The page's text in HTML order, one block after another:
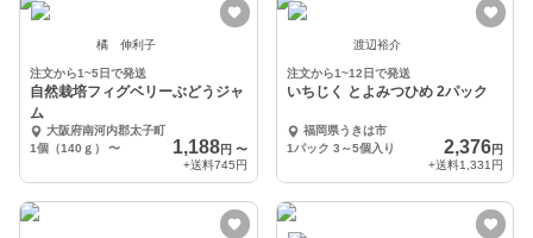
橘 伸利子
注文から1~5日で発送
自然栽培フィグベリーぶどうジャ
ム
大阪府南河内郡太子町
1個（140ｇ）
〜 1,188円 〜
+送料745円
渡辺裕介
注文から1~12日で発送
いちじく とよみつひめ 2パック
福岡県うきは市
1パック 3～5個入り
2,376円
+送料1,331円